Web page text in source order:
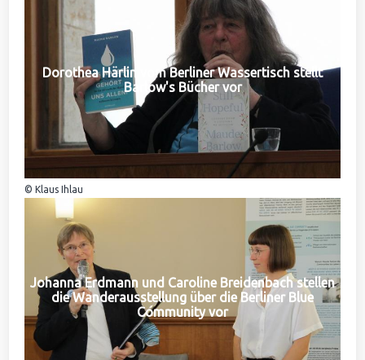
Dorothea Härlin vom Berliner Wassertisch stellt
Barlow's Bücher vor
© Klaus Ihlau
Johanna Erdmann und Caroline Breidenbach stellen
die Wanderausstellung über die Berliner Blue
Community vor